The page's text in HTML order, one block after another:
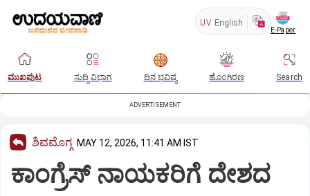
UV English
E-Paper
ಮುಖಪುಟ ಸುದ್ದಿ ವಿಭಾಗ ದಿನ ಭವಿಷ್ಯ ಹೊಂಗಿರಣ Search
ADVERTISEMENT
ಶಿವಮೊಗ್ಗ MAY 12, 2026, 11:41 AM IST
ಕಾಂಗ್ರೆಸ್ ನಾಯಕರಿಗೆ ದೇಶದ